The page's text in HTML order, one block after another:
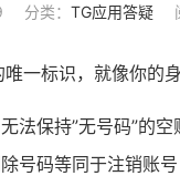
分类： TG应用答疑
一标识，就像你的
无法保持”无号码”的
号码等同于注销账号